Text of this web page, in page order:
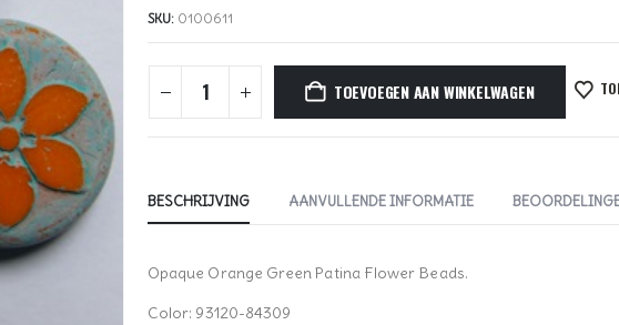
SKU: 0100611
TOEVOEGEN AAN WINKELWAGEN
BESCHRIJVING AANVULLENDE INFORMATIE
Opaque Orange Green Patina Flower Beads.
Color: 93120-84309